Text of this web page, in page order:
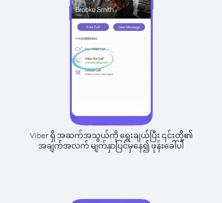
Viber ရှိ အဆက်အသွယ်ကို ရွေးချယ်ပြီး ၎င်းတို့၏
အချက်အလက် မျက်နှာပြင်မှနေ၍ ဖုန်းခေါ်ပါ